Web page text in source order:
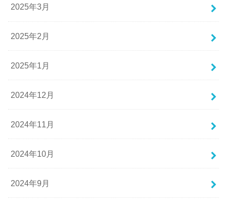
2025年3月
2025年2月
2025年1月
2024年12月
2024年11月
2024年10月
2024年9月